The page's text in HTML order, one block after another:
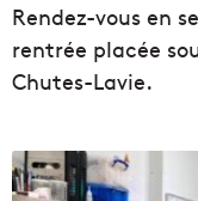
Rendez-vous en
rentrée placée
Chutes-Lavie.
V
i